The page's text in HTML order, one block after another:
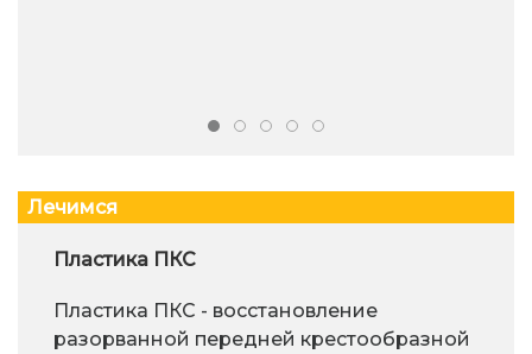
Лечимся
Пластика ПКС
Пластика ПКС - восстановление
разорванной передней крестообразной